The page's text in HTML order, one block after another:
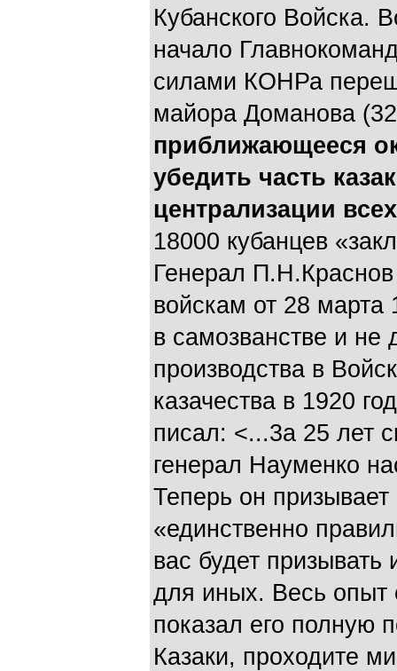
Кубанского Войска.
начало
силами КОНРа
майора Доманова
приближающееся
убедить часть
централизации
18000 кубанцев
Генерал
войскам от 28 марта
в самозванстве и не
производства в
казачества в 1920
писал: <...3а 25 лет
генерал Науменко
Теперь он
«единственно
вас будет
для иных. Весь опыт
показал его полную
Казаки, проходите